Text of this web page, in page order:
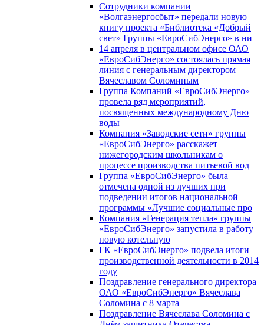
Сотрудники компании
«Волгаэнергосбыт» передали новую
книгу проекта «Библиотека «Добрый
свет» Группы «ЕвроСибЭнерго» в ни
14 апреля в центральном офисе ОАО
«ЕвроСибЭнерго» состоялась прямая
линия с генеральным директором
Вячеславом Соломиным
Группа Компаний «ЕвроСибЭнерго»
провела ряд мероприятий,
посвященных международному Дню
воды
Компания «Заводские сети» группы
«ЕвроСибЭнерго» расскажет
нижегородским школьникам о
процессе производства питьевой вод
Группа «ЕвроСибЭнерго» была
отмечена одной из лучших при
подведении итогов национальной
программы «Лучшие социальные про
Компания «Генерация тепла» группы
«ЕвроСибЭнерго» запустила в работу
новую котельную
ГК «ЕвроСибЭнерго» подвела итоги
производственной деятельности в 2014
году
Поздравление генерального директора
ОАО «ЕвроСибЭнерго» Вячеслава
Соломина с 8 марта
Поздравление Вячеслава Соломина с